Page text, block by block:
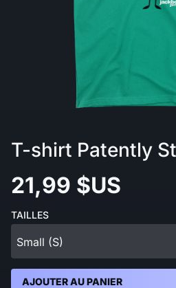
T-shirt Patently
21,99 $US
TAILLES
Small (S)
AJOUTER AU PANIER